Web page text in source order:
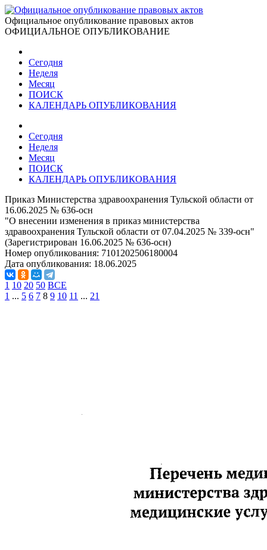
Официальное опубликование правовых актов
ОФИЦИАЛЬНОЕ ОПУБЛИКОВАНИЕ
Сегодня
Неделя
Месяц
ПОИСК
КАЛЕНДАРЬ ОПУБЛИКОВАНИЯ
Сегодня
Неделя
Месяц
ПОИСК
КАЛЕНДАРЬ ОПУБЛИКОВАНИЯ
Приказ Министерства здравоохранения Тульской области от
16.06.2025 № 636-осн
"О внесении изменения в приказ министерства
здравоохранения Тульской области от 07.04.2025 № 339-осн"
(Зарегистрирован 16.06.2025 № 636-осн)
Номер опубликования: 7101202506180004
Дата опубликования: 18.06.2025
1 10 20 50 ВСЕ
1 ... 5 6 7 8 9 10 11 ... 21